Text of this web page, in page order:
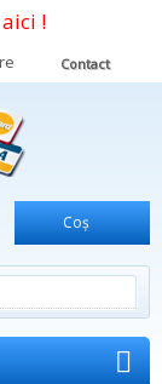
!
Contact
Coş